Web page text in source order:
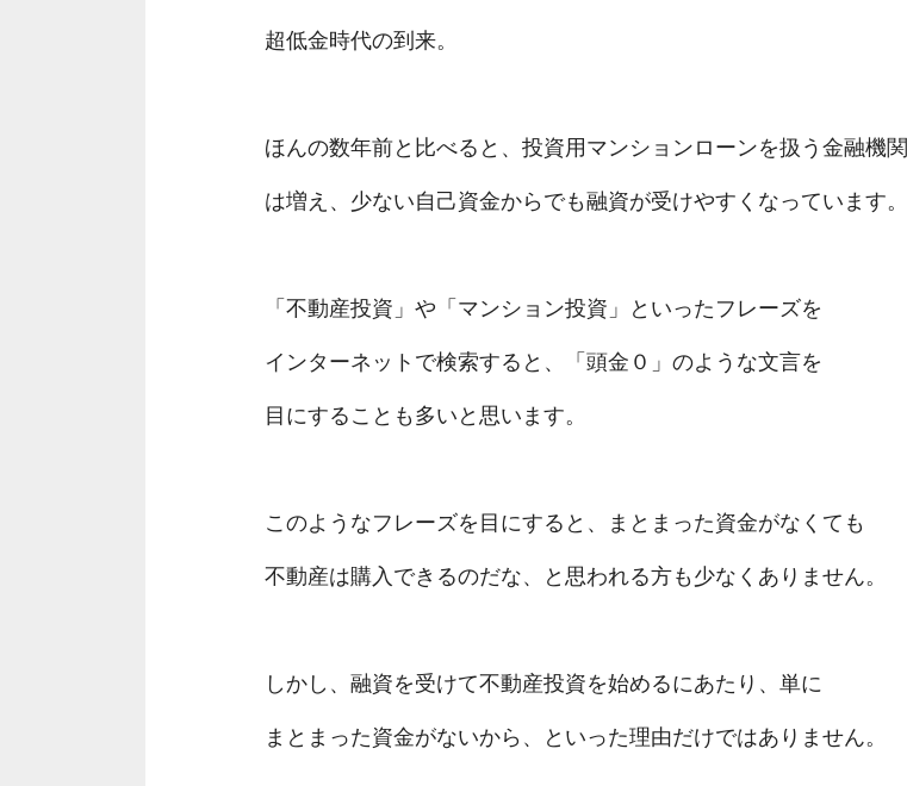
超低金時代の到来。
ほんの数年前と比べると、投資用マンションローンを扱う金融機関
は増え、少ない自己資金からでも融資が受けやすくなっています。
「不動産投資」や「マンション投資」といったフレーズを
インターネットで検索すると、「頭金０」のような文言を
目にすることも多いと思います。
このようなフレーズを目にすると、まとまった資金がなくても
不動産は購入できるのだな、と思われる方も少なくありません。
しかし、融資を受けて不動産投資を始めるにあたり、単に
まとまった資金がないから、といった理由だけではありません。